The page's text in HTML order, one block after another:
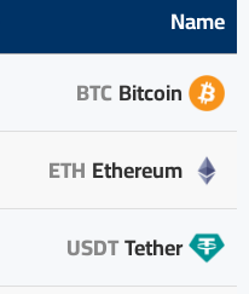
Name
Bitcoin
BTC
Ethereum
ETH
Tether
USDT